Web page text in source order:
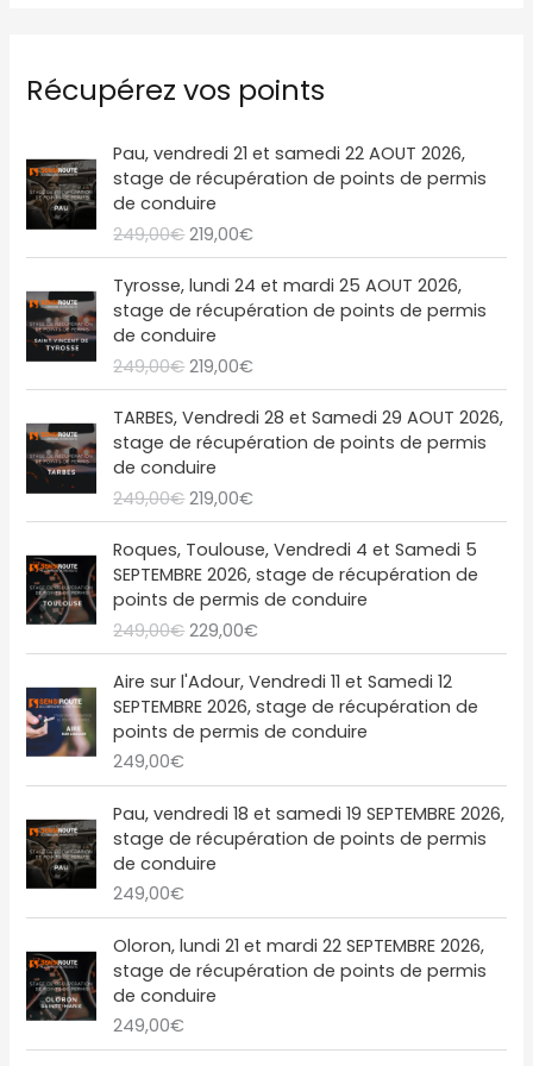
o
Récupérez vos points
Pau, vendredi 21 et samedi 22 AOUT 2026,
stage de récupération de points de permis
de conduire
249,00€
L
e
p
r
i
i
n
i
t
i
a
l
é
t
a
i
t
2
9
,
0
€
.
219,00€
e
p
a
c
e
l
e
:
2
1
,
0
€
.
Tyrosse, lundi 24 et mardi 25 AOUT 2026,
stage de récupération de points de permis
de conduire
249,00€
L
e
p
r
i
i
n
i
t
i
a
l
é
t
a
i
t
9
,
0
€
.
219,00€
L
e
p
a
c
e
l
e
s
t
:
2
1
0
€
TARBES, Vendredi 28 et Samedi 29 AOUT 2026,
stage de récupération de points de permis
de conduire
249,00€
e
p
r
i
x
i
n
i
t
i
a
l
é
a
i
t
9
,
0
€
219,00€
L
e
p
x
a
c
t
u
e
l
e
s
:
2
0
€
Roques, Toulouse, Vendredi 4 et Samedi 5
SEPTEMBRE 2026, stage de récupération de
points de permis de conduire
249,00€
e
p
r
i
x
i
n
i
i
a
l
é
a
i
t
229,00€
e
p
r
x
a
c
t
e
l
e
:
2
Aire sur l'Adour, Vendredi 11 et Samedi 12
SEPTEMBRE 2026, stage de récupération de
points de permis de conduire
249,00€
Pau, vendredi 18 et samedi 19 SEPTEMBRE 2026,
stage de récupération de points de permis
de conduire
249,00€
Oloron, lundi 21 et mardi 22 SEPTEMBRE 2026,
stage de récupération de points de permis
de conduire
249,00€